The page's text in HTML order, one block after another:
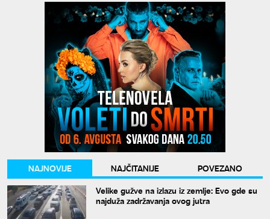
NAJNOVIJE NAJČITANIJE
POVEZANO
Velike gužve na izlazu iz zemlje: Evo gde su
najduža zadržavanja ovog jutra